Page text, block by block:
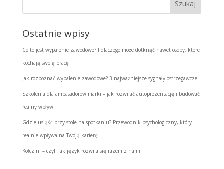
Ostatnie wpisy
Co to jest wypalenie zawodowe? I dlaczego może dotknąć nawet osoby, które
kochają swoją pracę
Jak rozpoznać wypalenie zawodowe? 3 najważniejsze sygnały ostrzegawcze
Szkolenia dla ambasadorów marki – jak rozwijać autoprezentację i budować
realny wpływ
Gdzie usiąść przy stole na spotkaniu? Przewodnik psychologiczny, który
realnie wpływa na Twoją karierę
Kołczini – czyli jak język rozwija się razem z nami